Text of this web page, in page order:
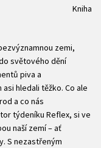
Kniha
zemi,
světového dění
piva a
hledali těžko. Co ale
a co nás
týdeníku Reflex, si ve
naší zemí – ať
S nezastřeným